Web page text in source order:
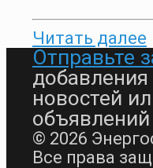
Читать далее
Отправьте
новостей
объявлений
© 2026
Все права